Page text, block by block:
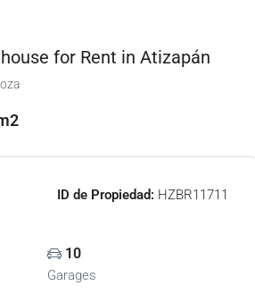
for Rent in Atizapán
ID de Propiedad: HZBR11711
10
Garages